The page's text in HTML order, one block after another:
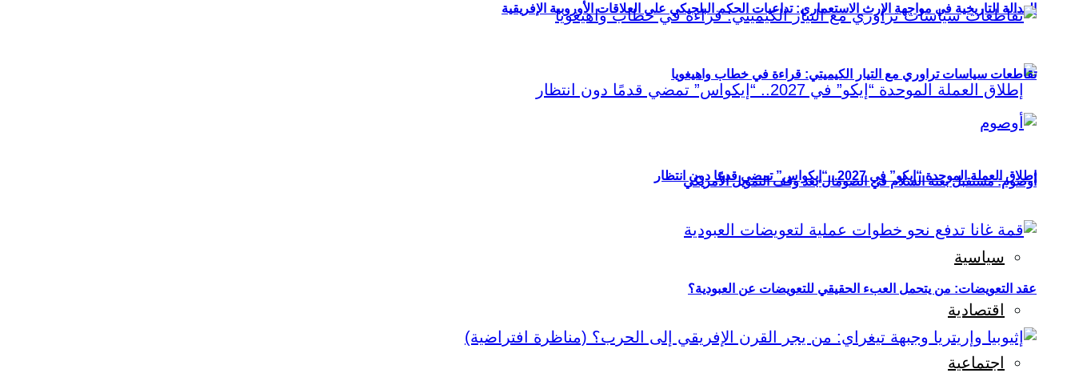
العدالة التاريخية في مواجهة الإرث الاستعماري: تداعيات الحكم البلجيكي على العلاقات الأوروبية الإفريقية
إطلاق العملة الموحدة “إيكو” في 2027.. “إيكواس” تمضي قدمًا دون انتظار
سياسية
اقتصادية
اجتماعية
تقاطعات سياسات تراوري مع التيار الكيميتي: قراءة في خطاب واهيغويا
أوصوم: مستقبل بعثة السلام في الصومال بعد وقف التمويل الأمريكي
عقد التعويضات: من يتحمل العبء الحقيقي للتعويضات عن العبودية؟